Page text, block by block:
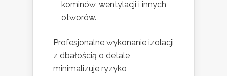
kominów, wentylacji i innych
otworów.
Profesjonalne wykonanie izolacji
z dbałością o detale
minimalizuje ryzyko